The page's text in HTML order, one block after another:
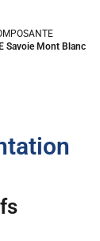
Savoie Mont Blanc